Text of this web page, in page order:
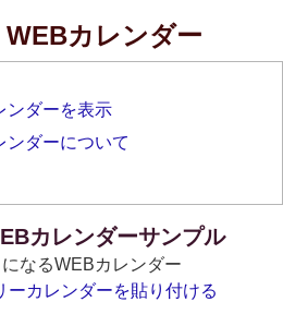
WEBカレンダー
ンダーを表示
ンダーについて
カレンダーサンプル
なるWEBカレンダー
ーカレンダーを貼り付ける